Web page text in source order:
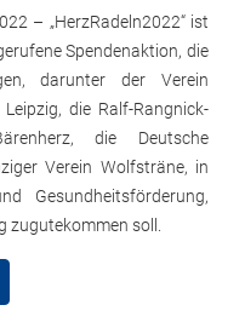
– „HerzRadeln2022“ ist
Spendenaktion, die
darunter der Verein
die Ralf-Rangnick-
die Deutsche
Verein Wolfsträne, in
Gesundheitsförderung,
soll.